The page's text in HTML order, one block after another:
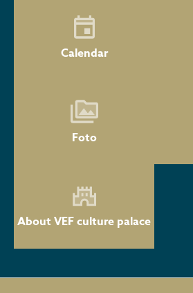
Calendar
Foto
About VEF culture palace